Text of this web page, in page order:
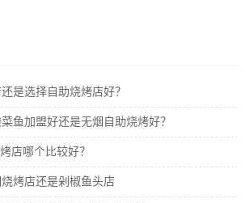
是选择自助烧烤店好？
鱼加盟好还是无烟自助烧烤好？
店哪个比较好？
烤店还是剁椒鱼头店